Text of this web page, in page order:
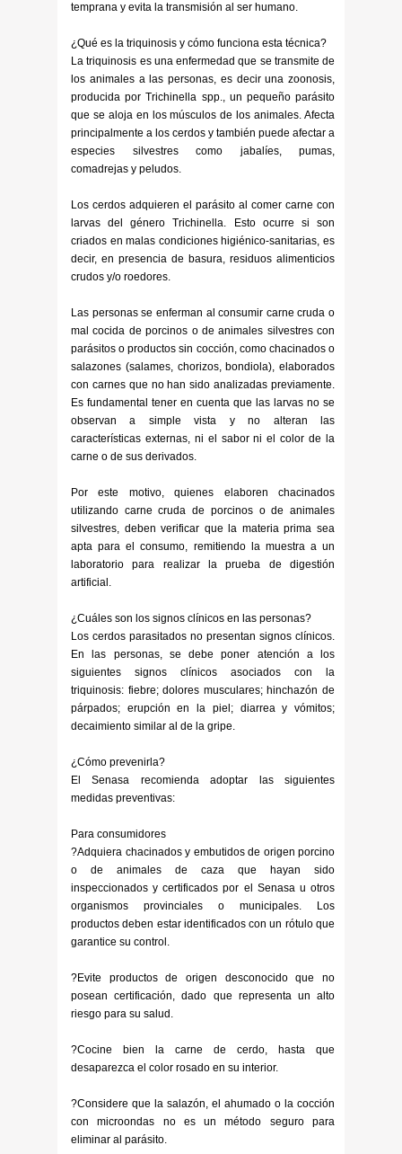
temprana y evita la transmisión al ser humano.
¿Qué es la triquinosis y cómo funciona esta técnica?
La triquinosis es una enfermedad que se transmite de
los animales a las personas, es decir una zoonosis,
producida por Trichinella spp., un pequeño parásito
que se aloja en los músculos de los animales. Afecta
principalmente a los cerdos y también puede afectar a
especies silvestres como jabalíes, pumas,
comadrejas y peludos.
Los cerdos adquieren el parásito al comer carne con
larvas del género Trichinella. Esto ocurre si son
criados en malas condiciones higiénico-sanitarias, es
decir, en presencia de basura, residuos alimenticios
crudos y/o roedores.
Las personas se enferman al consumir carne cruda o
mal cocida de porcinos o de animales silvestres con
parásitos o productos sin cocción, como chacinados o
salazones (salames, chorizos, bondiola), elaborados
con carnes que no han sido analizadas previamente.
Es fundamental tener en cuenta que las larvas no se
observan a simple vista y no alteran las
características externas, ni el sabor ni el color de la
carne o de sus derivados.
Por este motivo, quienes elaboren chacinados
utilizando carne cruda de porcinos o de animales
silvestres, deben verificar que la materia prima sea
apta para el consumo, remitiendo la muestra a un
laboratorio para realizar la prueba de digestión
artificial.
¿Cuáles son los signos clínicos en las personas?
Los cerdos parasitados no presentan signos clínicos.
En las personas, se debe poner atención a los
siguientes signos clínicos asociados con la
triquinosis: fiebre; dolores musculares; hinchazón de
párpados; erupción en la piel; diarrea y vómitos;
decaimiento similar al de la gripe.
¿Cómo prevenirla?
El Senasa recomienda adoptar las siguientes
medidas preventivas:
Para consumidores
?Adquiera chacinados y embutidos de origen porcino
o de animales de caza que hayan sido
inspeccionados y certificados por el Senasa u otros
organismos provinciales o municipales. Los
productos deben estar identificados con un rótulo que
garantice su control.
?Evite productos de origen desconocido que no
posean certificación, dado que representa un alto
riesgo para su salud.
?Cocine bien la carne de cerdo, hasta que
desaparezca el color rosado en su interior.
?Considere que la salazón, el ahumado o la cocción
con microondas no es un método seguro para
eliminar al parásito.